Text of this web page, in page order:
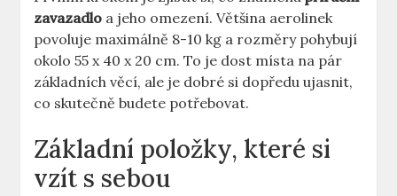
zavazadlo a jeho omezení. Většina aerolinek
povoluje maximálně 8-10 kg a rozměry pohybují
okolo 55 x 40 x 20 cm. To je dost místa na pár
základních věcí, ale je dobré si dopředu ujasnit,
co skutečně budete potřebovat.
Základní položky, které si
vzít s sebou